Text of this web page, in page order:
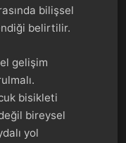
bilişsel
belirtilir.
gelişim
bisikleti
bireysel
yol